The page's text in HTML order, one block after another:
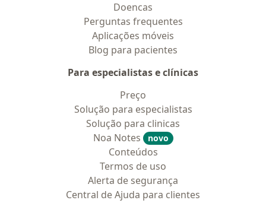
Doencas
Perguntas frequentes
Aplicações móveis
Blog para pacientes
Para especialistas e clínicas
Preço
Solução para especialistas
Solução para clinicas
Noa Notes
novo
Conteúdos
Termos de uso
Alerta de segurança
Central de Ajuda para clientes